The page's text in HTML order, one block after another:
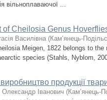
вільноплаваючої ...
of Cheilosia Genus
Василівна (Кам’янець-
Meigen, 1822 belongs to
species (Stahls, Nyblom,
продукції
Іванович (Кам’янець-